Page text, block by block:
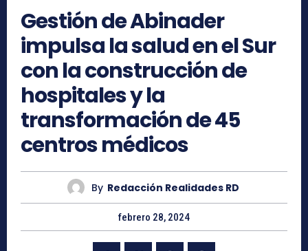
Gestión de Abinader
impulsa la salud en el Sur
con la construcción de
hospitales y la
transformación de 45
centros médicos
By Redacción Realidades RD
febrero 28, 2024